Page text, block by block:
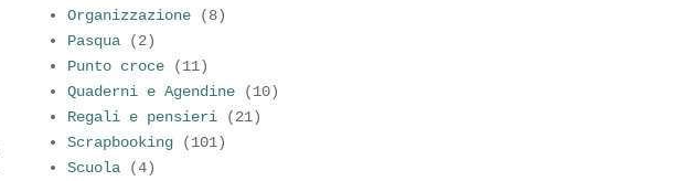
Organizzazione
(8)
Pasqua
(2)
Punto croce
(11)
Quaderni e Agendine
(10)
Regali e pensieri
(21)
Scrapbooking
(101)
Scuola
(4)